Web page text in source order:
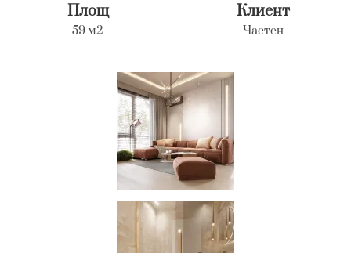
Площ
59 м2
Клиент
Частен